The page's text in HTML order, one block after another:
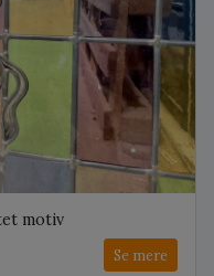
motiv
Se mere